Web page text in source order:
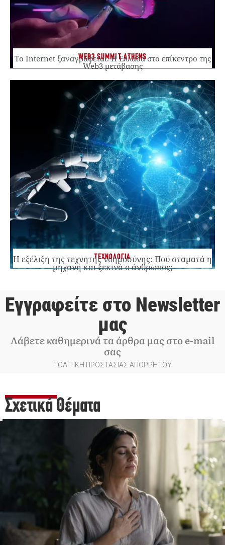
WEB3 SUMMIT ATHENS
Το Internet ξαναγράφεται. Η Ελλάδα στο επίκεντρο της
Web3 μετάβασης
ΤΕΧΝΟΛΟΓΙΑ
Η εξέλιξη της τεχνητής νοημοσύνης: Πού σταματά η
μηχανή και ξεκινά ο άνθρωπος;
Εγγραφείτε στο Newsletter
μας
Λάβετε καθημερινά τα άρθρα μας στο e-mail
σας
ΠΟΛΙΤΙΚΗ ΠΡΟΣΤΑΣΙΑΣ ΑΠΟΡΡΗΤΟΥ
Σχετικά Θέματα